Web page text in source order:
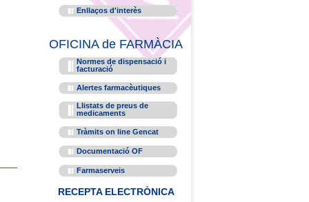
Enllaços d'interès
OFICINA de FARMÀCIA
Normes de dispensació i
facturació
Alertes farmacèutiques
Llistats de preus de
medicaments
Tràmits on line Gencat
Documentació OF
Farmaserveis
RECEPTA ELECTRÒNICA